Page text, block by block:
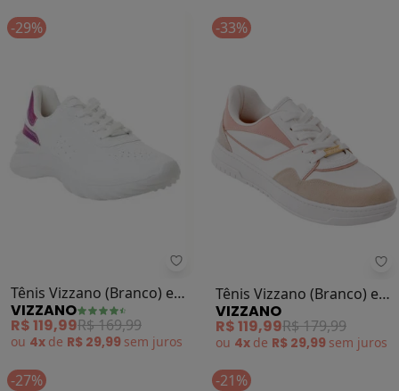
-29%
Vizzano - Tênis Vizzano (Branco)
Tênis Vizzano (Branco) em
Sintético
VIZZANO
R$ 119,99R$ 169,99
ou 4x de R$ 29,99 sem juros
-33%
Tênis Vizzano (Branco) em
Sintético
VIZZANO
R$ 119,99R$ 179,99
ou 4x de R$ 29,99 sem juros
-27% -21%